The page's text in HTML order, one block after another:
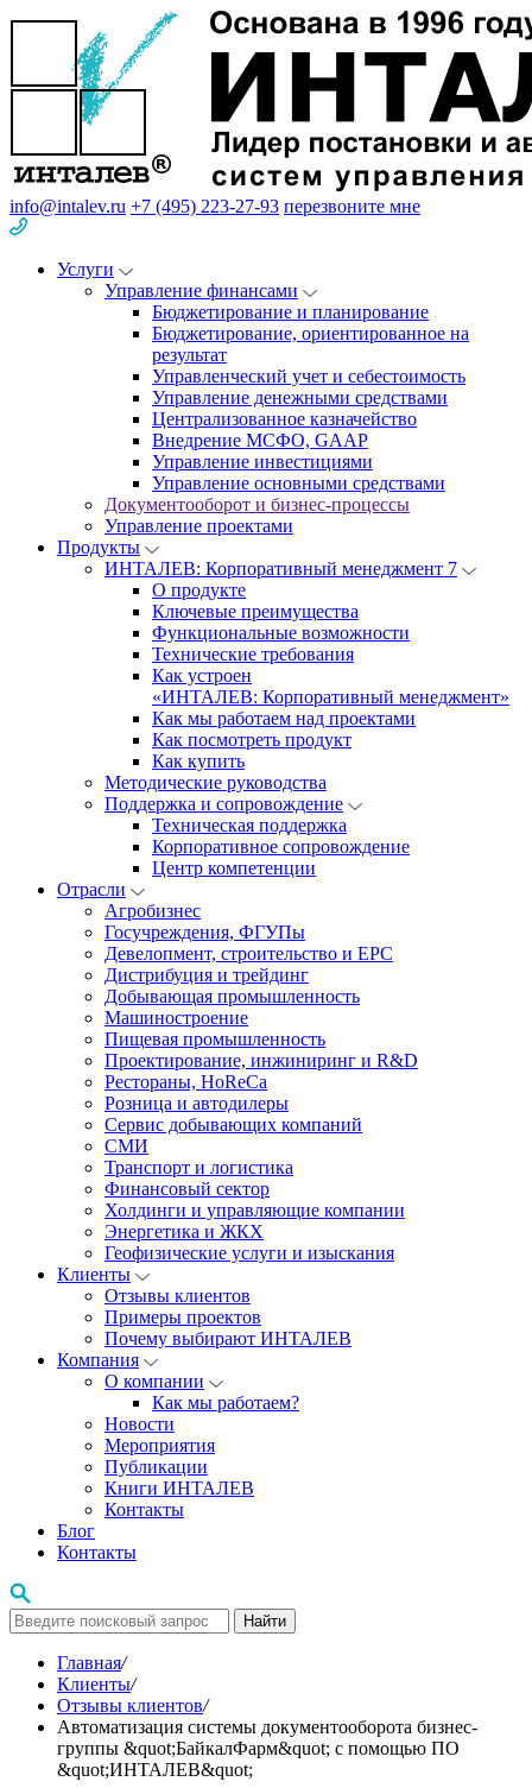
info@intalev.ru +7 (495) 223-27-93 перезвоните мне
Услуги
Управление финансами
Бюджетирование и планирование
Бюджетирование, ориентированное на
результат
Управленческий учет и себестоимость
Управление денежными средствами
Централизованное казначейство
Внедрение МСФО, GAAP
Управление инвестициями
Управление основными средствами
Документооборот и бизнес-процессы
Управление проектами
Продукты
ИНТАЛЕВ: Корпоративный менеджмент 7
О продукте
Ключевые преимущества
Функциональные возможности
Технические требования
Как устроен
«ИНТАЛЕВ: Корпоративный менеджмент»
Как мы работаем над проектами
Как посмотреть продукт
Как купить
Методические руководства
Поддержка и сопровождение
Техническая поддержка
Корпоративное сопровождение
Центр компетенции
Отрасли
Агробизнес
Госучреждения, ФГУПы
Девелопмент, строительство и EPC
Дистрибуция и трейдинг
Добывающая промышленность
Машиностроение
Пищевая промышленность
Проектирование, инжиниринг и R&D
Рестораны, HoReCa
Розница и автодилеры
Сервис добывающих компаний
СМИ
Транспорт и логистика
Финансовый сектор
Холдинги и управляющие компании
Энергетика и ЖКХ
Геофизические услуги и изыскания
Клиенты
Отзывы клиентов
Примеры проектов
Почему выбирают ИНТАЛЕВ
Компания
О компании
Как мы работаем?
Новости
Мероприятия
Публикации
Книги ИНТАЛЕВ
Контакты
Блог
Контакты
Найти
Главная/
Клиенты/
Отзывы клиентов/
Автоматизация системы документооборота бизнес-
группы &quot;БайкалФарм&quot; с помощью ПО
&quot;ИНТАЛЕВ&quot;